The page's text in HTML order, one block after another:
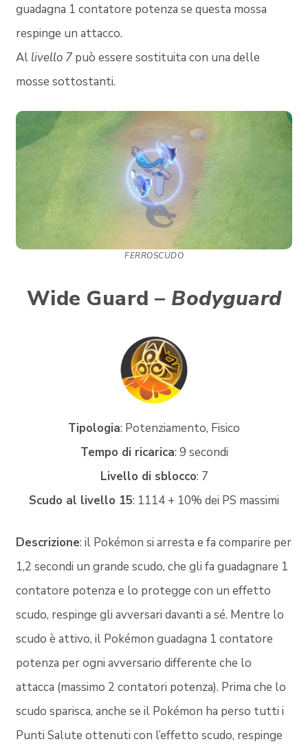
guadagna 1 contatore potenza se questa mossa
respinge un attacco.
Al livello 7può essere sostituita con una delle
mosse sottostanti.
FERROSCUDO
Wide Guard – Bodyguard
Tipologia: Potenziamento, Fisico
Tempo di ricarica: 9 secondi
Livello di sblocco: 7
Scudo al livello 15: 1114 + 10% dei PS massimi
Descrizione: il Pokémon si arresta e fa comparire per
1,2 secondi un grande scudo, che gli fa guadagnare 1
contatore potenza e lo protegge con un effetto
scudo, respinge gli avversari davanti a sé. Mentre lo
scudo è attivo, il Pokémon guadagna 1 contatore
potenza per ogni avversario differente che lo
attacca (massimo 2 contatori potenza). Prima che lo
scudo sparisca, anche se il Pokémon ha perso tutti i
Punti Salute ottenuti con l’effetto scudo, respinge